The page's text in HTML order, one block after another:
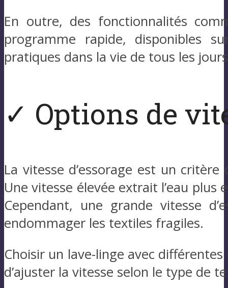
En outre, des fonctionnalités
programme rapide, disponibles
pratiques dans la vie de tous les
✓ Options de
La vitesse d’essorage est un
Une vitesse élevée extrait l’eau
Cependant, une grande vitesse
endommager les textiles fragiles.
Choisir un lave-linge avec
d’ajuster la vitesse selon le type de